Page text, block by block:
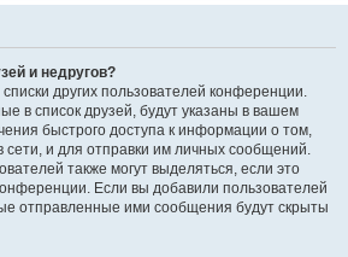
и недругов?
других пользователей конференции.
в список друзей, будут указаны в вашем
быстрого доступа к информации о том,
сети, и для отправки им личных сообщений.
также могут выделяться, если это
Если вы добавили пользователей
отправленные ими сообщения будут скрыты